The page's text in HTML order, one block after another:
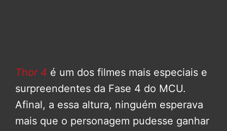
Thor 4 é um dos filmes mais especiais e
surpreendentes da Fase 4 do MCU.
Afinal, a essa altura, ninguém esperava
mais que o personagem pudesse ganhar